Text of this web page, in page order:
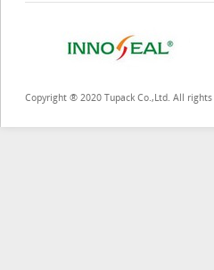
Copyright ® 2020 Tupack Co.,Ltd. All rights